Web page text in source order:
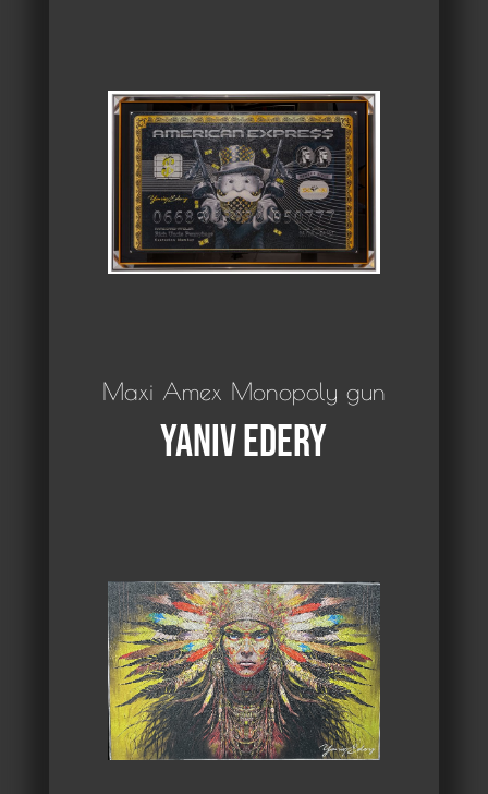
Maxi Amex Monopoly gun
Yaniv Edery